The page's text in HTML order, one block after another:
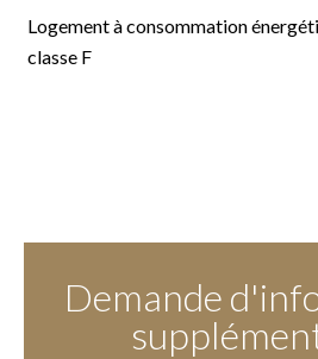
Logement à consommation
classe F
Demande